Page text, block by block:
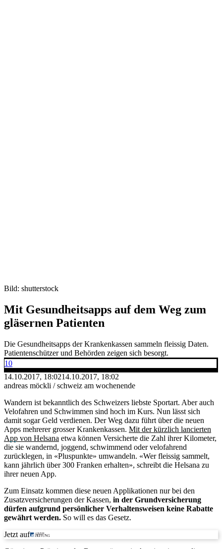
Bild: shutterstock
Mit Gesundheitsapps auf dem Weg zum
gläsernen Patienten
Die Gesundheitsapps der Krankenkassen sammeln fleissig Daten.
Patientenschützer und Behörden zeigen sich besorgt.
10
14.10.2017, 18:0214.10.2017, 18:02
andreas möckli / schweiz am wochenende
Wandern ist bekanntlich des Schweizers liebste Sportart. Aber auch
Velofahren und Schwimmen sind hoch im Kurs. Nun lässt sich
damit sogar Geld verdienen. Der Weg dazu führt über die neuen
Apps mehrerer grosser Krankenkassen. Mit der kürzlich lancierten
App von Helsana etwa können Versicherte die Zahl ihrer Kilometer,
die sie wandernd, joggend, schwimmend oder velofahrend
zurücklegen, in «Pluspunkte» umwandeln. «Wer fleissig sammelt,
kann jährlich über 300 Franken erhalten», schreibt die Helsana zu
ihrer neuen App.
Zum Einsatz kommen diese neuen Applikationen nur bei den
Zusatzversicherungen der Kassen, in der Grundversicherung
dürfen aufgrund persönlicher Verhaltensweisen keine Rabatte
gewährt werden. So will es das Gesetz.
Jetzt auf